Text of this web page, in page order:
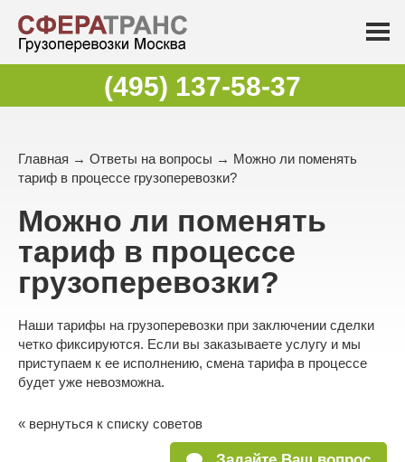
(495) 137-58-37
Главная → Ответы на вопросы → Можно ли поменять
тариф в процессе грузоперевозки?
Можно ли поменять
тариф в процессе
грузоперевозки?
Наши тарифы на грузоперевозки при заключении сделки
четко фиксируются. Если вы заказываете услугу и мы
приступаем к ее исполнению, смена тарифа в процессе
будет уже невозможна.
« вернуться к списку советов